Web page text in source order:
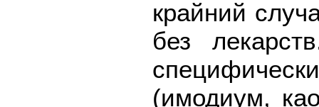
крайний
без
(имодиум,